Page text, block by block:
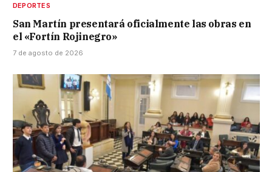
DEPORTES
San Martín presentará oficialmente las obras en
el «Fortín Rojinegro»
7 de agosto de 2026